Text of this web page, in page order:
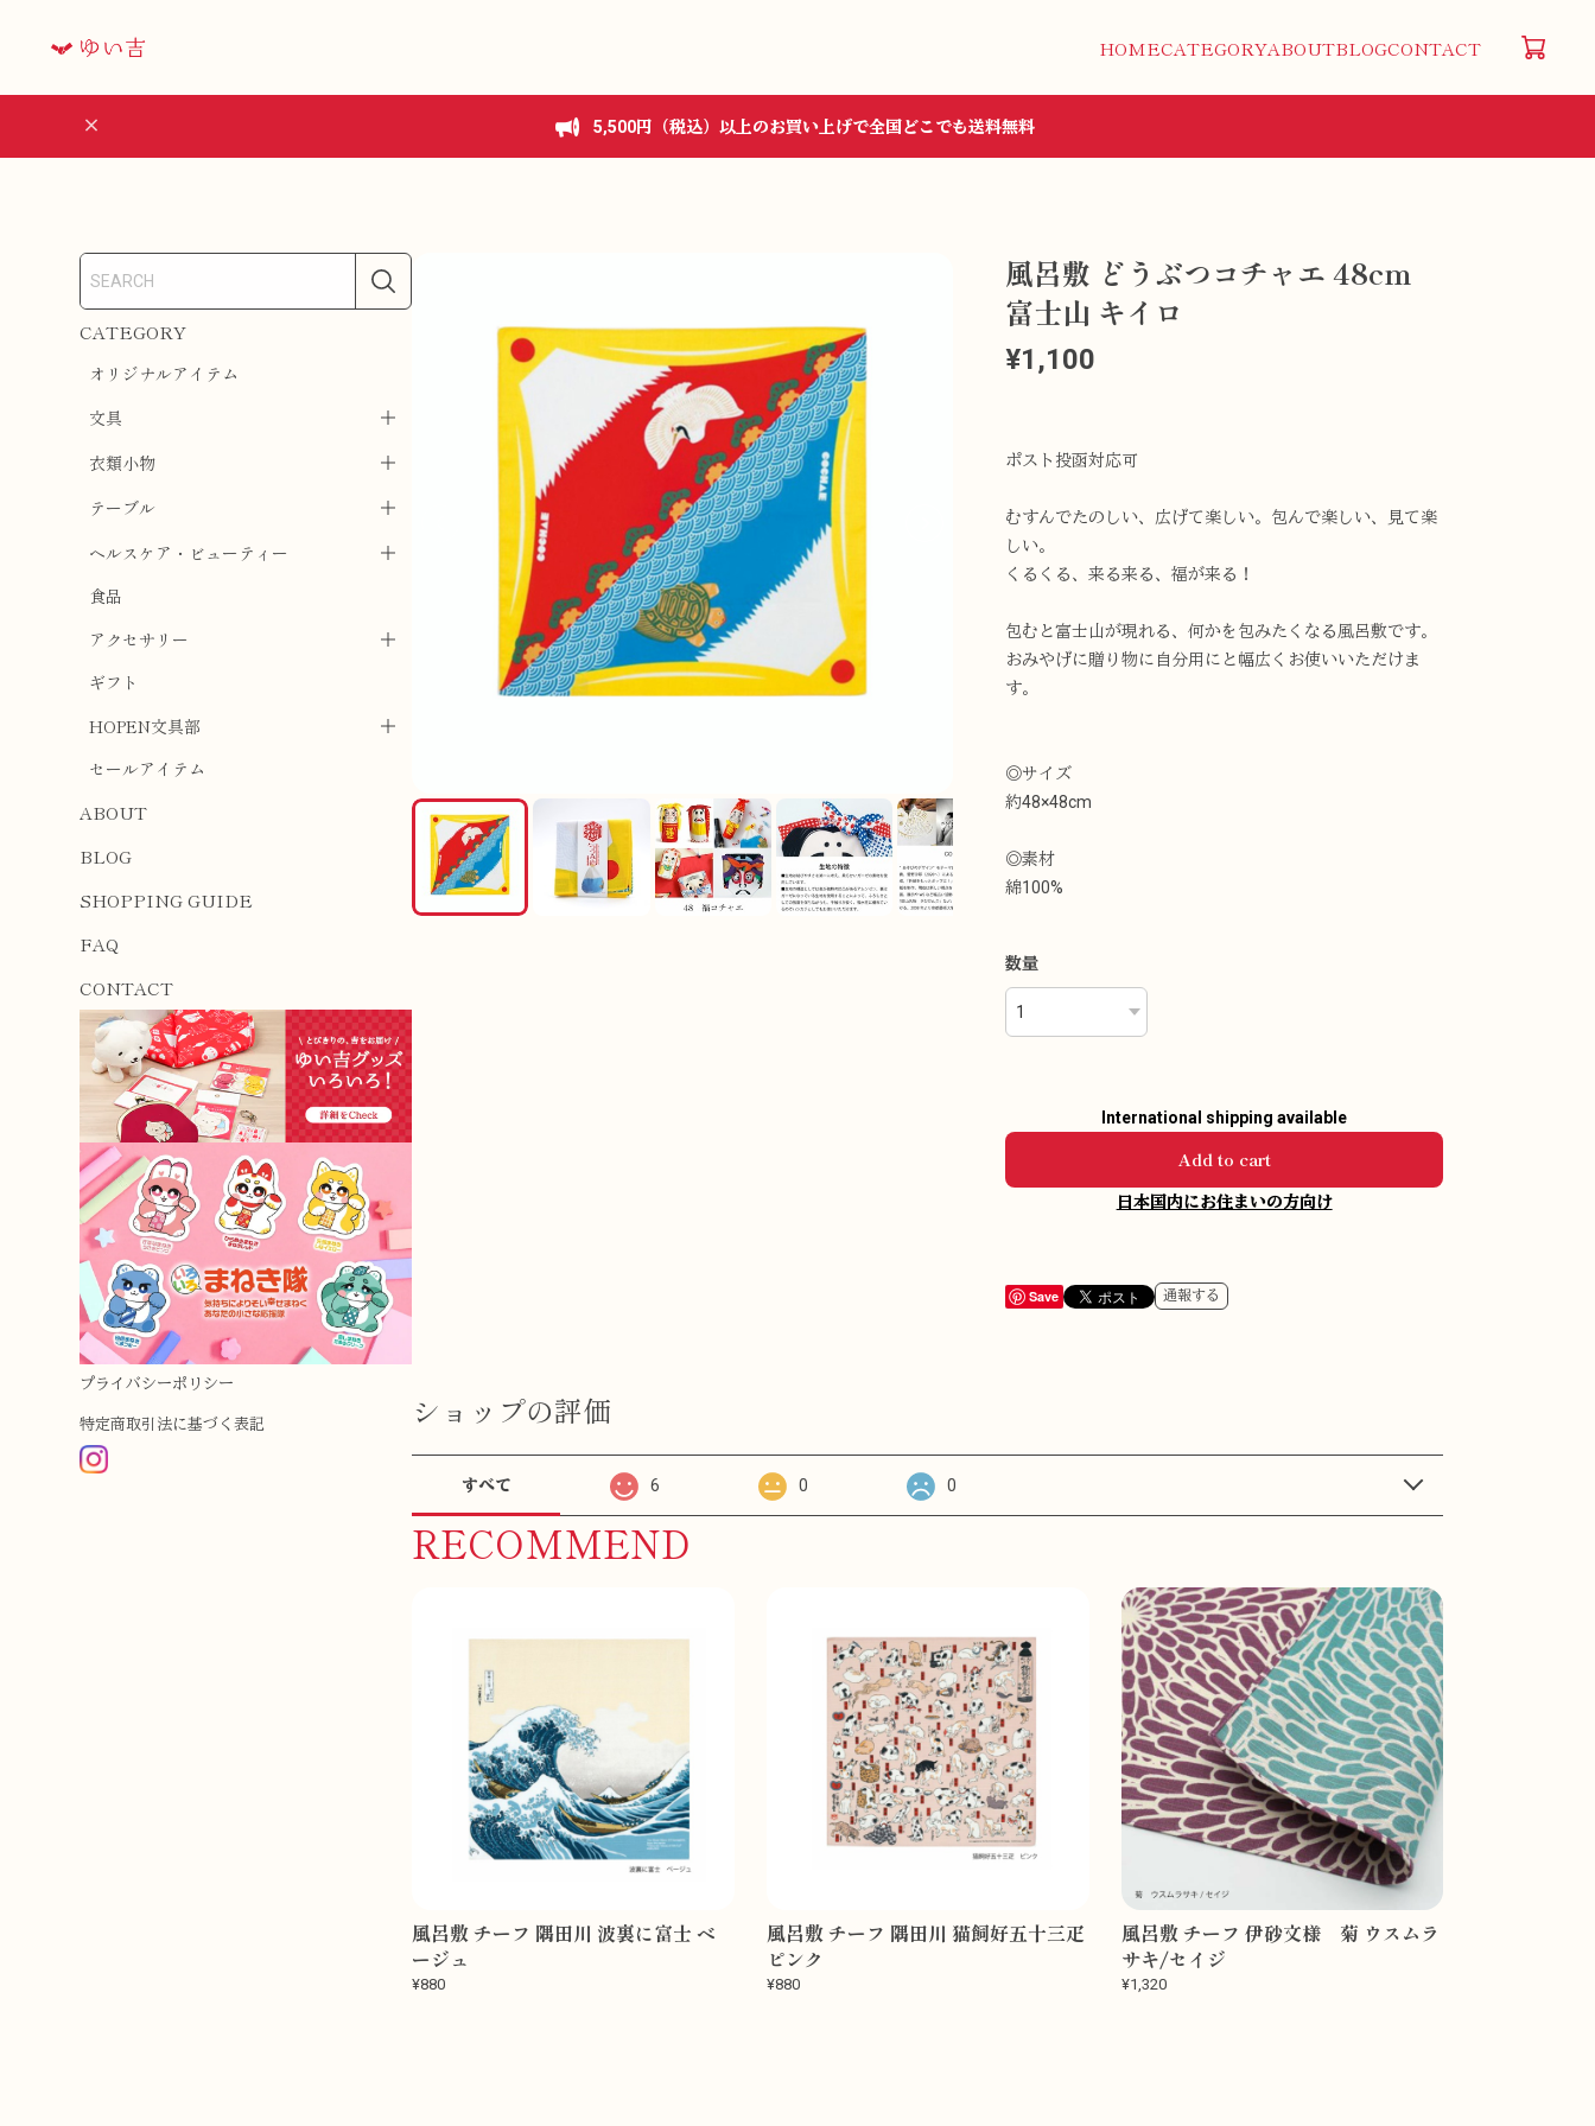
HOMECATEGORYABOUTBLOGCONTACT
5,500円（税込）以上のお買い上げで全国どこでも送料無料
CATEGORY
オリジナルアイテム
文具
衣類小物
テーブル
ヘルスケア・ビューティー
食品
アクセサリー
ギフト
HOPEN文具部
セールアイテム
ABOUT
BLOG
SHOPPING GUIDE
FAQ
CONTACT
プライバシーポリシー
特定商取引法に基づく表記
風呂敷 どうぶつコチャエ 48cm
富士山 キイロ
¥1,100
ポスト投函対応可
むすんでたのしい、広げて楽しい。包んで楽しい、見て楽
しい。
くるくる、来る来る、福が来る！
包むと富士山が現れる、何かを包みたくなる風呂敷です。
おみやげに贈り物に自分用にと幅広くお使いいただけま
す。
◎サイズ
約48×48cm
◎素材
綿100%
数量
International shipping available
Add to cart
日本国内にお住まいの方向け
Save 通報する
ショップの評価
すべて 6 0 0
RECOMMEND
風呂敷 チーフ 隅田川 波裏に富士 ベ
ージュ
¥880
風呂敷 チーフ 隅田川 猫飼好五十三疋
ピンク
¥880
風呂敷 チーフ 伊砂文様 菊 ウスムラ
サキ/セイジ
¥1,320